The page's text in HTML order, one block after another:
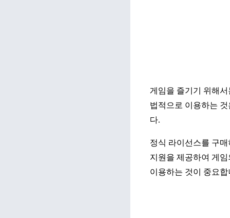
게임을 즐기기 위해
법적으로 이용하는
다.
정식 라이선스를 구
지원을 제공하여 게
이용하는 것이 중요